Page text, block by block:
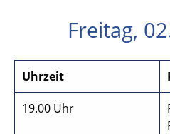
Freitag,
Uhrzeit
19.00 Uhr